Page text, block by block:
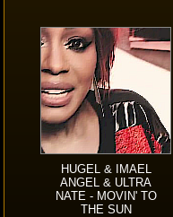
HUGEL & IMAEL
ANGEL & ULTRA
NATE - MOVIN' TO
THE SUN